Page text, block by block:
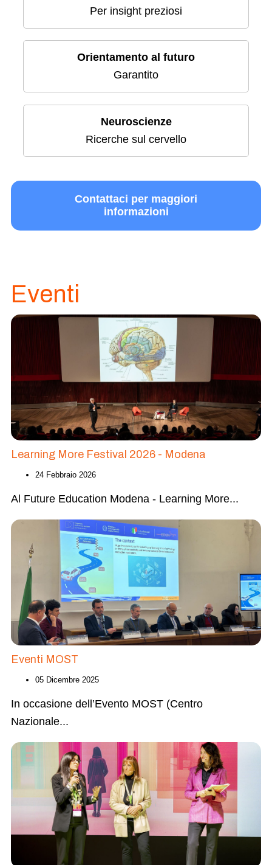
Per insight preziosi
Orientamento al futuro
Garantito
Neuroscienze
Ricerche sul cervello
Contattaci per maggiori
informazioni
Eventi
Learning More Festival 2026 - Modena
24 Febbraio 2026
Al Future Education Modena - Learning More...
Eventi MOST
05 Dicembre 2025
In occasione dell’Evento MOST (Centro
Nazionale...